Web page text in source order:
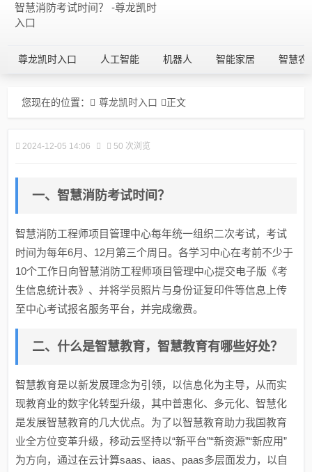
智慧消防考试时间？ -尊龙凯时
入口
尊龙凯时入口 人工智能 机器人 智能家居 智慧农
您现在的位置： 尊龙凯时入口 正文
2024-12-05 14:06 50 次浏览
一、智慧消防考试时间？
智慧消防工程师项目管理中心每年统一组织二次考试，考试
时间为每年6月、12月第三个周日。各学习中心在考前不少于
10个工作日向智慧消防工程师项目管理中心提交电子版《考
生信息统计表》、并将学员照片与身份证复印件等信息上传
至中心考试报名服务平台，并完成缴费。
二、什么是智慧教育，智慧教育有哪些好处？
智慧教育是以新发展理念为引领，以信息化为主导，从而实
现教育业的数字化转型升级，其中普惠化、多元化、智慧化
是发展智慧教育的几大优点。为了以智慧教育助力我国教育
业全方位变革升级，移动云坚持以“新平台”“新资源”“新应用”
为方向，通过在云计算saas、iaas、paas多层面发力，以自